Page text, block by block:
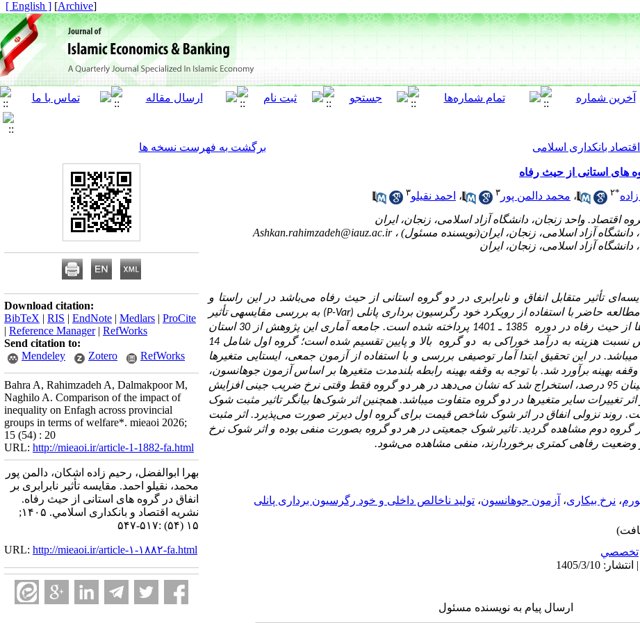
[
Archive
]
[ English ]
بانکداری اسلامی
برگشت به فهرست نسخه ها
های استانی از حیث رفاه
*۲ ، محمد دالمن پور ۳ ، احمد نقیلو۳
Ashkan.rahimzadeh@iauz.ac.ir
متقابل انفاق و نابرابری در دو گروه استانی از حیث رفاه می‌باشد در این راستا و
حاضر با استفاده از رویکرد خود رگرسیون برداری پانلی (P-Var) به بررسی مقایسه­ی تأثیر
نابرابری بر انفاق در دو گروه استان‌ها از حیث رفاه در دوره 1385 ـ 1401 پرداخته شده است. جامعه آماری این پژوهش از 30 استان
کشور تشکیل شده است که بر اساس نسبت هزینه به درآمد خوراکی به دو گروه بالا و پایین تقسیم شده است؛ گروه اول شامل 14
دوم شامل 16 استان می­باشد. در این تحقیق ابتدا آمار توصیفی بررسی و با استفاده از آزمون جمعی، ایستایی متغیرها
بهینه برآورد شد. با توجه به وقفه بهینه رابطه بلندمدت متغیرها بر اساس آزمون جوهانسون،
در دو معادله جداگانه در سطوح اطمینان 95 درصد، استخراج شد که نشان می‌دهد در هر دو گروه فقط وقتی نرخ ضریب جینی افزایش
اثر تغییرات سایر متغیرها در دو گروه متفاوت می­باشد. همچنین اثر شوک‌ها بیانگر تاثیر مثبت شوک
روند نزولی انفاق در اثر شوک شاخص قیمت برای گروه اول دیرتر صورت می‌پذیرد. اثر مثبت
گروه دوم مشاهده گردید. تاثیر شوک جمعیتی در هر دو گروه بصورت منفی بوده و اثر شوک نرخ
وضعیت رفاهی کمتری برخوردارند، منفی مشاهده می‌شود.
، نرخ بیکاری، آزمون جوهانسون، تولید ناخالص داخلی و خود رگرسیون برداری پانلی
تخصصي
ارسال پیام به نویسنده مسئول
Download citation:
BibTeX | RIS | EndNote | Medlars | ProCite
| Reference Manager| RefWorks
Send citation to:
Mendeley
Zotero RefWorks
Bahra A, Rahimzadeh A, Dalmakpoor M,
Naghilo A. Comparison of the impact of
inequality on Enfagh across provincial
groups in terms of welfare*. mieaoi 2026;
15 (54) : 20
URL: http://mieaoi.ir/article-1-1882-fa.html
بهرا ابوالفضل، رحیم زاده اشکان، دالمن پور
محمد، نقیلو احمد. مقایسه‌ تأثیر نابرابری بر
انفاق در گروه های استانی از حیث رفاه.
نشریه اقتصاد و بانکداری اسلامي. ۱۴۰۵;
۱۵ (۵۴) :۵۱۷-۵۴۷
URL: http://mieaoi.ir/article-۱-۱۸۸۲-fa.html